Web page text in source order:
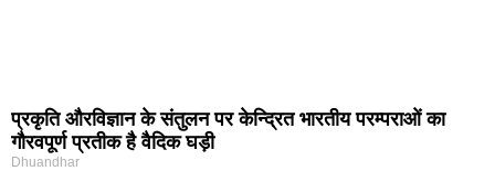
प्रकृति और‍विज्ञान के संतुलन पर केन्द्रित भारतीय परम्पराओं का
गौरवपूर्ण प्रतीक है वैदिक घड़ी
Dhuandhar